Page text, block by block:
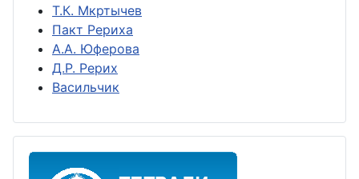
Т.К. Мкртычев
Пакт Рериха
А.А. Юферова
Д.Р. Рерих
Васильчик